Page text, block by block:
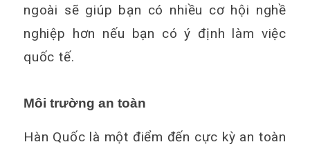
ngoài sẽ giúp bạn có nhiều cơ hội nghề
nghiệp hơn nếu bạn có ý định làm việc
quốc tế.
Môi trường an toàn
Hàn Quốc là một điểm đến cực kỳ an toàn